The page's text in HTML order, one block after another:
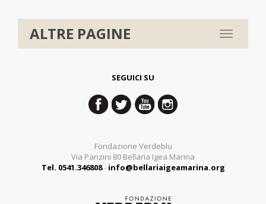
ALTRE PAGINE
Toggle
navigation
SEGUICI SU
Fondazione Verdeblu
Via Panzini 80 Bellaria Igea Marina
Tel. 0541.346808-info@bellariaigeamarina.org